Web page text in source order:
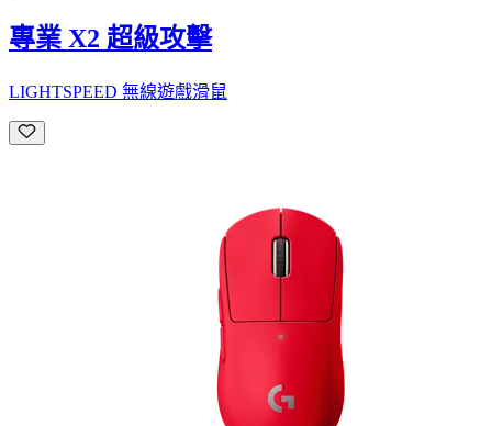
專業 X2 超級攻擊
LIGHTSPEED 無線遊戲滑鼠